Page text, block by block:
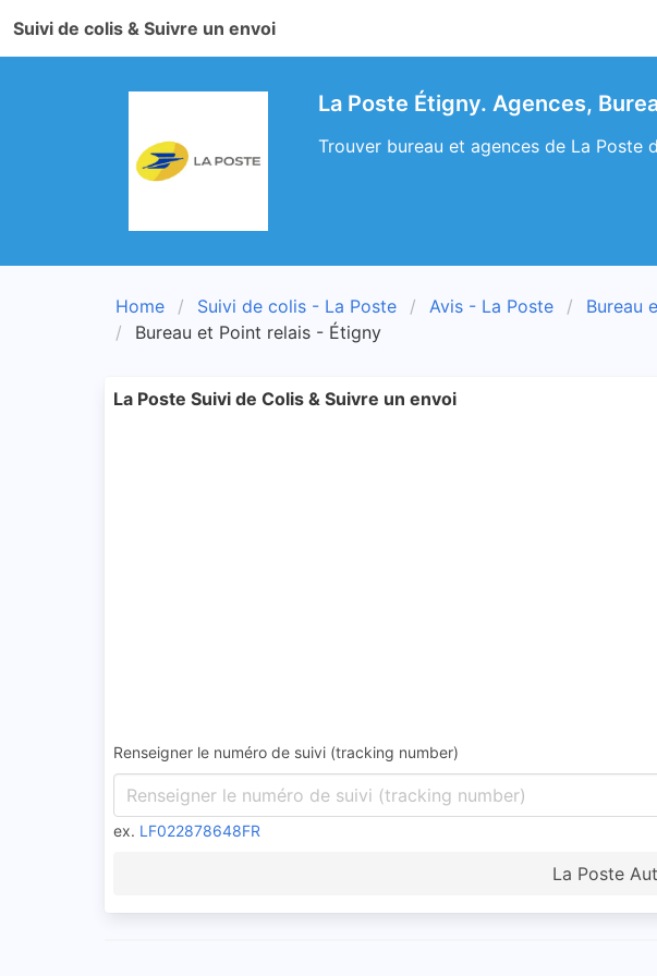
Suivi de colis & Suivre un envoi
La Poste Étigny. Agences,
Trouver bureau et agences de La Poste
Home Suivi de colis - La Poste Avis - La Poste
Bureau
Bureau et Point relais - Étigny
La Poste Suivi de Colis & Suivre un envoi
Renseigner le numéro de suivi (tracking number)
ex. LF022878648FR
La Poste